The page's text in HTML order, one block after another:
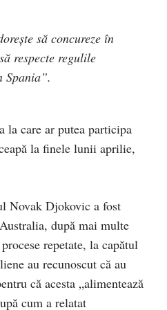
să concureze în
respecte regulile
Spania”.
la care ar putea participa
la finele lunii aprilie,
Novak Djokovic a fost
după mai multe
repetate, la capătul
au recunoscut că au
că acesta „alimentează
cum a relatat